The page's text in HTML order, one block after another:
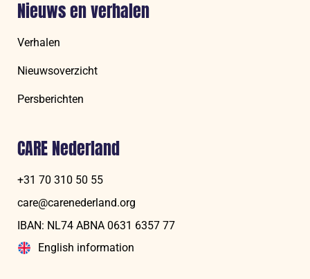
Nieuws en verhalen
Verhalen
Nieuwsoverzicht
Persberichten
CARE Nederland
+31 70 310 50 55
care@carenederland.org
IBAN: NL74 ABNA 06‍31 6‍357‍ 77
English information